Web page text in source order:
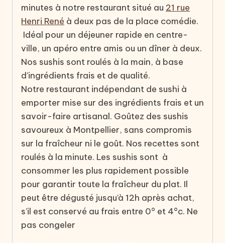
minutes à notre restaurant situé au 21 rue
Henri René à deux pas de la place comédie.
Idéal pour un déjeuner rapide en centre-
ville, un apéro entre amis ou un dîner à deux.
Nos sushis sont roulés à la main, à base
d’ingrédients frais et de qualité.
Notre restaurant indépendant de sushi à
emporter mise sur des ingrédients frais et un
savoir-faire artisanal. Goûtez des sushis
savoureux à Montpellier, sans compromis
sur la fraîcheur ni le goût. Nos recettes sont
roulés à la minute. Les sushis sont à
consommer les plus rapidement possible
pour garantir toute la fraîcheur du plat. Il
peut être dégusté jusqu’à 12h après achat,
s’il est conservé au frais entre 0° et 4°c. Ne
pas congeler